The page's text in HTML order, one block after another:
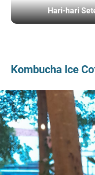
Hari-hari
Kombucha Ice